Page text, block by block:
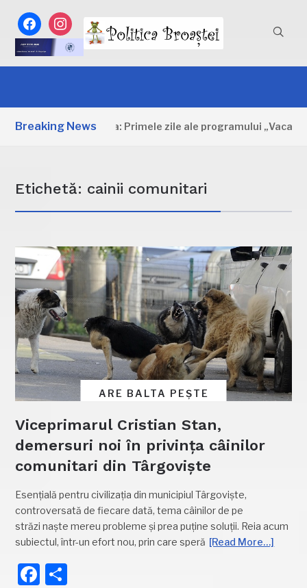
facebookinstagram
Breaking News
Dâmbovița: Primele zile ale programului „Vacanță la
Etichetă: cainii comunitari
ARE BALTA PEȘTE
Viceprimarul Cristian Stan,
demersuri noi în privința câinilor
comunitari din Târgoviște
Esențială pentru civilizația din municipiul Târgoviște,
controversată de fiecare dată, tema câinilor de pe
străzi naște mereu probleme și prea puține soluții. Reia acum
subiectul, într-un efort nou, prin care speră [Read More…]
Facebook